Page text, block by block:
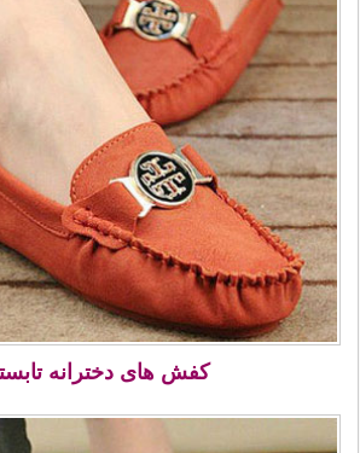
کفش های دخترانه